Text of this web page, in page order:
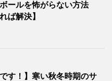
ールを怖がらない方法
ば解決】
す！】寒い秋冬時期のサ